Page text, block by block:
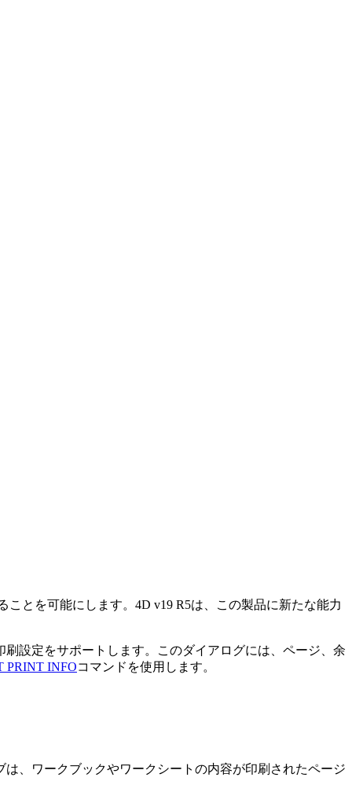
とを可能にします。4D v19 R5は、この製品に新たな能力
刷設定をサポートします。このダイアログには、ページ、余
PRINT INFOコマンドを使用します。
は、ワークブックやワークシートの内容が印刷されたページ